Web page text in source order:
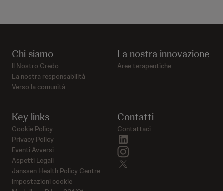
Chi siamo
Il Nostro Credo
La nostra responsabilità
Verso la comunità
La nostra innovazione
Aree terapeutiche
Contatti
Contattaci
Key links
Cookie Policy
Privacy Policy
Eventi Avversi
Aspetti Legali
Janssen Health Policy Centre
Impostazioni cookie